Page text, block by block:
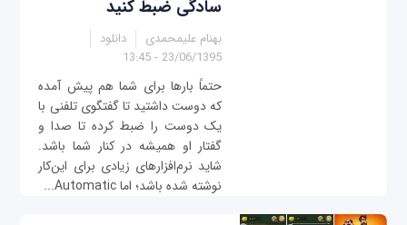
سادگی ضبط کنید
بهنام علیمحمدی
دانلود
23/06/1395 - 13:45
حتماً بارها برای شما هم پیش آمده
که دوست داشتید تا گفتگوی تلفنی با
یک دوست را ضبط کرده تا صدا و
گفتار او همیشه در کنار شما باشد.
شاید نرم‌افزارهای زیادی برای این‌کار
نوشته شده باشد؛ اما Automatic...